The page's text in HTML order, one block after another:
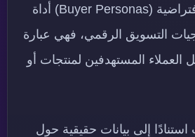
تعتبر الشخصيات الافتراضية (Buyer Personas) أداة
التسويق الرقمي، فهي عبارة
العملاء المستهدفين لمنتجات أو
إلى بيانات حقيقية حول